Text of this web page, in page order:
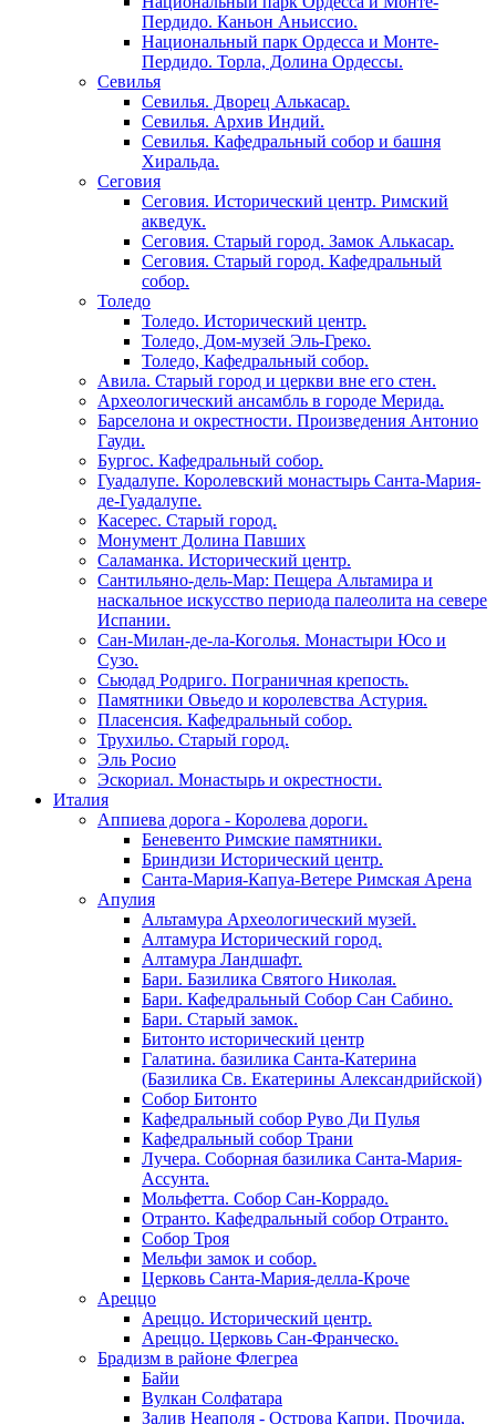
Пердидо. Каньон Аньиссио.
Национальный парк Ордесса и Монте-
Пердидо. Торла, Долина Ордессы.
Севилья
Севилья. Дворец Алькасар.
Севилья. Архив Индий.
Севилья. Кафедральный собор и башня
Хиральда.
Сеговия
Сеговия. Исторический центр. Римский
акведук.
Сеговия. Старый город. Замок Алькасар.
Сеговия. Старый город. Кафедральный
собор.
Толедо
Толедо. Исторический центр.
Толедо, Дом-музей Эль-Греко.
Толедо, Кафедральный собор.
Авила. Старый город и церкви вне его стен.
Археологический ансамбль в городе Мерида.
Барселона и окрестности. Произведения Антонио
Гауди.
Бургос. Кафедральный собор.
Гуадалупе. Королевский монастырь Санта-Мария-
де-Гуадалупе.
Касерес. Старый город.
Монумент Долина Павших
Саламанка. Исторический центр.
Сантильяно-дель-Мар: Пещера Альтамира и
наскальное искусство периода палеолита на севере
Испании.
Сан-Милан-де-ла-Коголья. Монастыри Юсо и
Сузо.
Сьюдад Родриго. Пограничная крепость.
Памятники Овьедо и королевства Астурия.
Пласенсия. Кафедральный собор.
Трухильо. Старый город.
Эль Росио
Эскориал. Монастырь и окрестности.
Италия
Аппиева дорога - Королева дороги.
Беневенто Римские памятники.
Бриндизи Исторический центр.
Санта-Мария-Капуа-Ветере Римская Арена
Апулия
Альтамура Археологический музей.
Алтамура Исторический город.
Алтамура Ландшафт.
Бари. Базилика Святого Николая.
Бари. Кафедральный Собор Сан Сабино.
Бари. Старый замок.
Битонто исторический центр
Галатина. базилика Санта-Катерина
(Базилика Св. Екатерины Александрийской)
Собор Битонто
Кафедральный собор Руво Ди Пулья
Кафедральный собор Трани
Лучера. Соборная базилика Санта-Мария-
Ассунта.
Мольфетта. Собор Сан-Коррадо.
Отранто. Кафедральный собор Отранто.
Собор Троя
Мельфи замок и собор.
Церковь Санта-Мария-делла-Кроче
Ареццо
Ареццо. Исторический центр.
Ареццо. Церковь Сан-Франческо.
Брадизм в районе Флегреа
Байи
Вулкан Солфатара
Залив Неаполя - Острова Капри, Прочида,